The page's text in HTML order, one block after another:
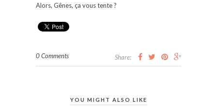
Alors, Gênes, ça vous tente ?
0 Comments Share:
YOU MIGHT ALSO LIKE